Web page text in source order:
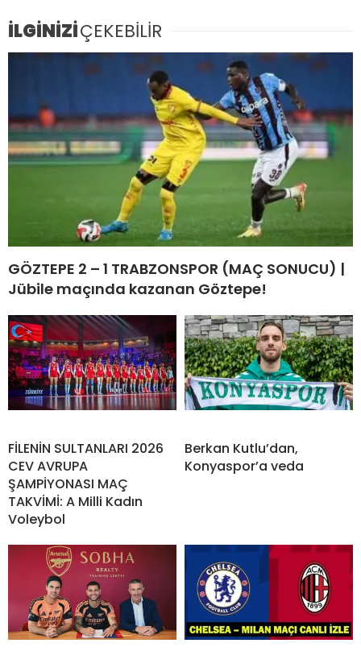
İLGİNİZİÇEKEBİLİR
GÖZTEPE 2 – 1 TRABZONSPOR (MAÇ SONUCU) |
Jübile maçında kazanan Göztepe!
FİLENİN SULTANLARI 2026
CEV AVRUPA
ŞAMPİYONASI MAÇ
TAKVİMİ: A Milli Kadın
Voleybol
Berkan Kutlu’dan,
Konyaspor’a veda